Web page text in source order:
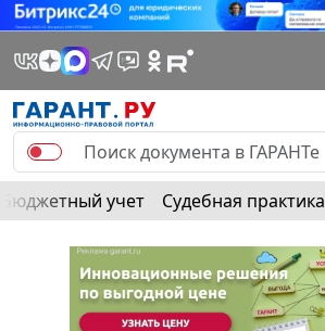
Бюджетный учет Судебная практика